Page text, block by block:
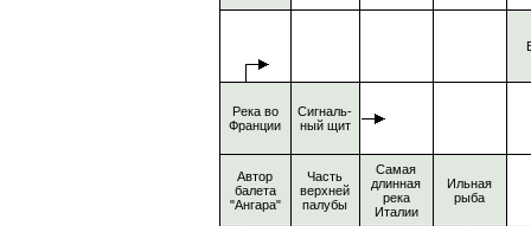
Река во
Франции
Сигналь-
ный щит
Автор
балета
"Ангара"
Часть
верхней
палубы
Самая
длинная
река
Италии
Ильная
рыба